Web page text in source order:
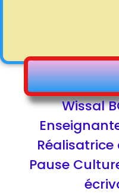
Wissal
Pause